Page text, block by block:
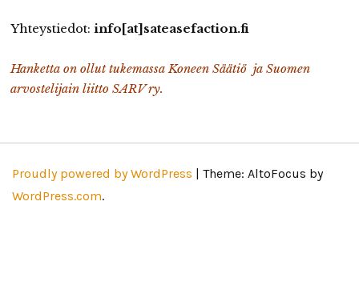
Yhteystiedot: info[at]sateasefaction.fi
Hanketta on ollut tukemassa Koneen Säätiö ja Suomen
arvostelijain liitto SARV ry.
Proudly powered by WordPress
Theme: AltoFocus by
WordPress.com.